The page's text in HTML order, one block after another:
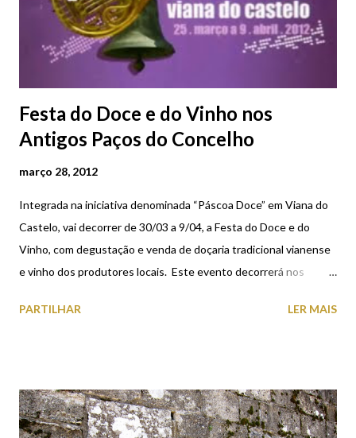
Festa do Doce e do Vinho nos
Antigos Paços do Concelho
março 28, 2012
Integrada na iniciativa denominada “Páscoa Doce” em Viana do
Castelo, vai decorrer de 30/03 a 9/04, a Festa do Doce e do
Vinho, com degustação e venda de doçaria tradicional vianense
e vinho dos produtores locais. Este evento decorrerá nos
7/04 das 11H00 às 22H00. Dia 1/04 das 11H00 às 20H00. Dias
de Vinho de Viana do Castelo, que conta com a participação de
diversas pastelarias do concelho e distrito.
PARTILHAR LER MAIS